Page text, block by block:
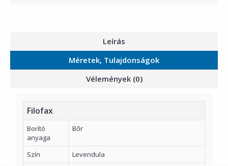
Leírás
Méretek, Tulajdonságok
Vélemények (0)
Filofax
Borító
anyaga
Bőr
Szín
Levendula